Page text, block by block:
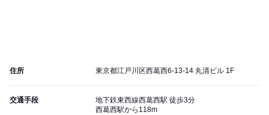
住所 東京都江戸川区西葛西6-13-14 丸清ビル 1F
交通手段
地下鉄東西線西葛西駅 徒歩3分
西葛西駅から118m